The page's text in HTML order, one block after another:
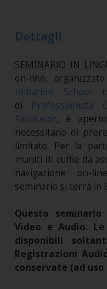
Dettagli
SEMINARIO IN
on-line,
Initiation School
di Professionista
Facilitator, è
necessitano di
limitato. Per la
muniti di cuffie da
navigazione on-
seminario si terrà in
Questo
Video e Audio.
disponibili
Registrazioni
conservate (ad